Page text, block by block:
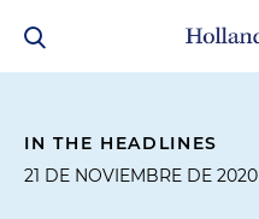
IN THE HEADLINES
21 DE NOVIEMBRE DE 2020